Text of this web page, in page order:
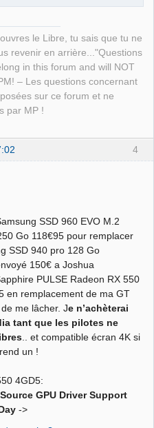
le Libre, tu sais que tu ne
revenir en arrière..."Questions
in this forum and will NOT
– Les questions concernant
sur ce forum et ne
par MP !
4
SSD 960 EVO M.2
Go 118€95 pour remplacer
SSD 940 pro 128 Go
150€ a Joshua
PULSE Radeon RX 550
en remplacement de ma GT
me lâcher. Je n’achèterai
tant que les pilotes ne
.. et compatible écran 4K si
un !
4GD5:
GPU Driver Support
->